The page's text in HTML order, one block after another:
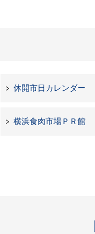
休開市日カレンダー
横浜食肉市場ＰＲ館